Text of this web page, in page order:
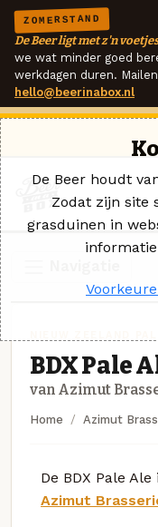
ZOMERSTAND
De Beer ligt met z'n
we wat minder goed
werkdagen duren.
hello@beerinabox.nl
BDX Pale
van Azimut
Home Azimut
De BDX Pale
Azimut
De Beer houdt
Zodat zijn site
grasduinen in